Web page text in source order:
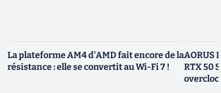
La plateforme AM4 d'AMD fait encore de la
résistance : elle se convertit au Wi-Fi 7 !
AORUS
RTX 50